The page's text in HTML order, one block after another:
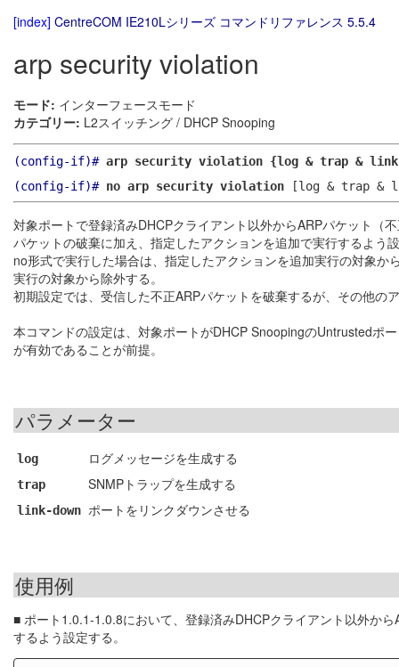
[index] CentreCOM IE210Lシリーズ コマンドリファレンス 5.5.4
arp security violation
モード: インターフェースモード
カテゴリー: L2スイッチング / DHCP Snooping
(config-if)# arp security violation {log & trap & link-
(config-if)# no arp security violation [log & trap &
対象ポートで登録済みDHCPクライアント以外からARPパケット（
パケットの破棄に加え、指定したアクションを追加で実行するよう
no形式で実行した場合は、指定したアクションを追加実行の対象
実行の対象から除外する。
初期設定では、受信した不正ARPパケットを破棄するが、その他の
本コマンドの設定は、対象ポートがDHCP SnoopingのUntrustedポ
が有効であることが前提。
パラメーター
log ログメッセージを生成する
trap SNMPトラップを生成する
link-down ポートをリンクダウンさせる
使用例
■ ポート1.0.1-1.0.8において、登録済みDHCPクライアント以外か
するよう設定する。